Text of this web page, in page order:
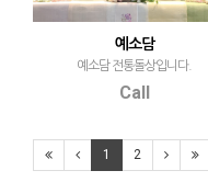
예소담
예소담 전통돌상입니다.
Call
1 2